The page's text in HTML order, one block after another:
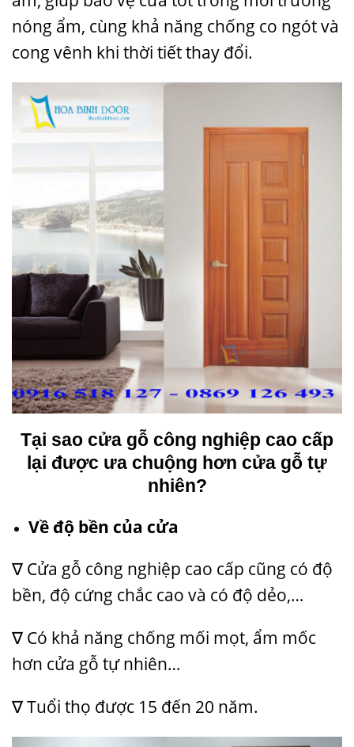
nóng ẩm, cùng khả năng chống co ngót và
cong vênh khi thời tiết thay đổi.
Tại sao cửa gỗ công nghiệp cao cấp
lại được ưa chuộng hơn cửa gỗ tự
nhiên?
Về độ bền của cửa
∇ Cửa gỗ công nghiệp cao cấp cũng có độ
bền, độ cứng chắc cao và có độ dẻo,…
∇ Có khả năng chống mối mọt, ẩm mốc
hơn cửa gỗ tự nhiên…
∇ Tuổi thọ được 15 đến 20 năm.